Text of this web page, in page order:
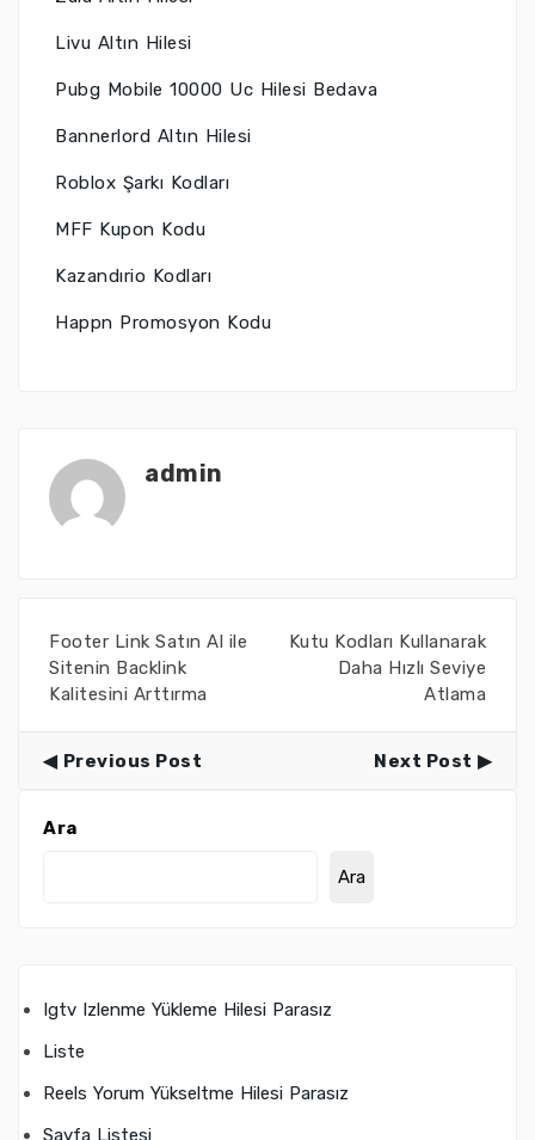
Livu Altın Hilesi
Pubg Mobile 10000 Uc Hilesi Bedava
Bannerlord Altın Hilesi
Roblox Şarkı Kodları
MFF Kupon Kodu
Kazandırio Kodları
Happn Promosyon Kodu
admin
Footer Link Satın Al ile
Sitenin Backlink
Kalitesini Arttırma
Kutu Kodları Kullanarak
Daha Hızlı Seviye
Atlama
Previous Post Next Post
Ara
Ara
Igtv Izlenme Yükleme Hilesi Parasız
Liste
Reels Yorum Yükseltme Hilesi Parasız
Sayfa Listesi